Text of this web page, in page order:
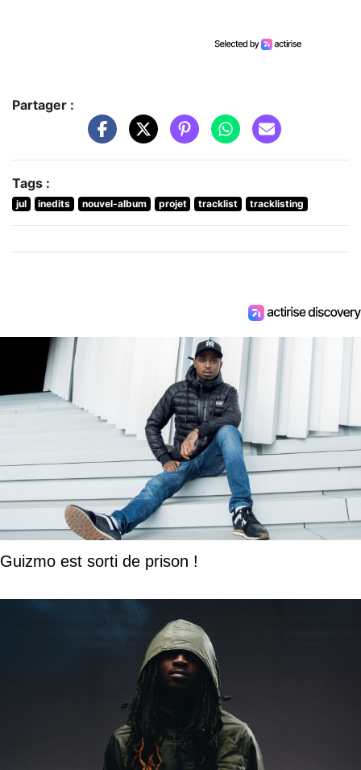
Partager :
Tags :
jul inedits nouvel-album projet tracklist tracklisting
Guizmo est sorti de prison !